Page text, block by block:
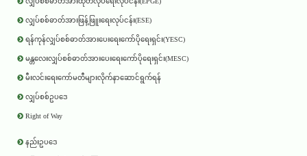
လျှပ်စစ်ဓာတ်အားဖြန့်ဖြူးရေးလုပ်ငန်း(ESE)
ရန်ကုန်လျှပ်စစ်ဓာတ်အားပေးရေးကော်ပိုရေးရှင်း(YESC)
မန္တလေးလျှပ်စစ်ဓာတ်အားပေးရေးကော်ပိုရေးရှင်း(MESC)
မီးလင်းရေးကော်မတီများလိုက်နာဆောင်ရွက်ရန်
လျှပ်စစ်ဥပဒေ
Right of Way
နည်းဥပဒေ